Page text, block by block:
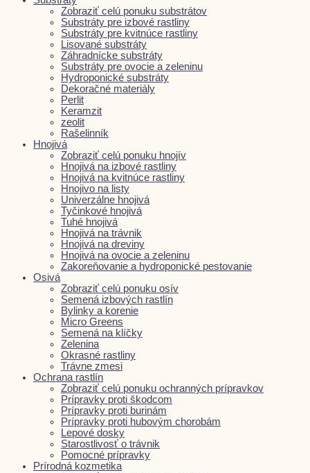
Zobraziť celú ponuku substrátov
Substráty pre izbové rastliny
Substráty pre kvitnúce rastliny
Lisované substráty
Záhradnícke substráty
Substráty pre ovocie a zeleninu
Hydroponické substráty
Dekoračné materiály
Perlit
Keramzit
zeolit
Rašelinník
Hnojivá
Zobraziť celú ponuku hnojív
Hnojivá na izbové rastliny
Hnojivá na kvitnúce rastliny
Hnojivo na listy
Univerzálne hnojivá
Tyčinkové hnojivá
Tuhé hnojivá
Hnojivá na trávnik
Hnojivá na dreviny
Hnojivá na ovocie a zeleninu
Zakoreňovanie a hydroponické pestovanie
Osivá
Zobraziť celú ponuku osív
Semená izbových rastlín
Bylinky a korenie
Micro Greens
Semená na klíčky
Zelenina
Okrasné rastliny
Trávne zmesi
Ochrana rastlín
Zobraziť celú ponuku ochranných prípravkov
Prípravky proti škodcom
Prípravky proti burinám
Prípravky proti hubovým chorobám
Lepové dosky
Starostlivosť o trávnik
Pomocné prípravky
Prírodná kozmetika